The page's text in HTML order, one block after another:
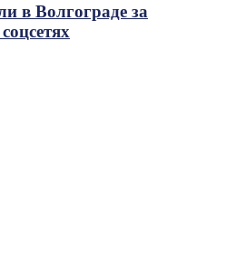
в Волгограде за